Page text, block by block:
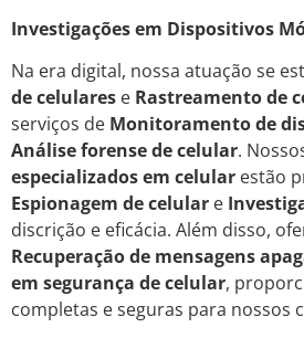
Investigações em Dispositivos
Na era digital, nossa atuação se
de celulares e Rastreamento de
serviços de Monitoramento de
Análise forense de celular.
especializados em celular estão
Espionagem de celular e
discrição e eficácia. Além disso,
Recuperação de mensagens
em segurança de celular,
completas e seguras para nossos